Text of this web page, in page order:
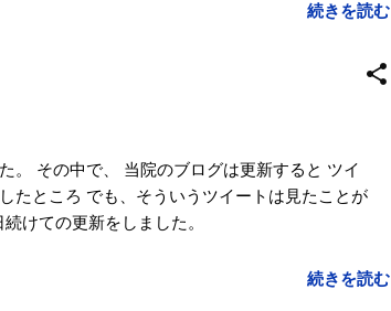
続きを読む
。 その中で、 当院のブログは更新すると ツイ
たところ でも、そういうツイートは見たことが
けての更新をしました。
続きを読む